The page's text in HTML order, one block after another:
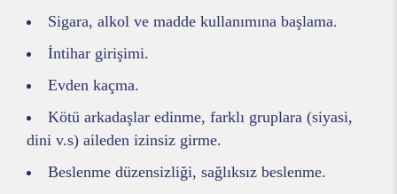
Sigara, alkol ve madde kullanımına başlama.
İntihar girişimi.
Evden kaçma.
Kötü arkadaşlar edinme, farklı gruplara (siyasi,
dini v.s) aileden izinsiz girme.
Beslenme düzensizliği, sağlıksız beslenme.